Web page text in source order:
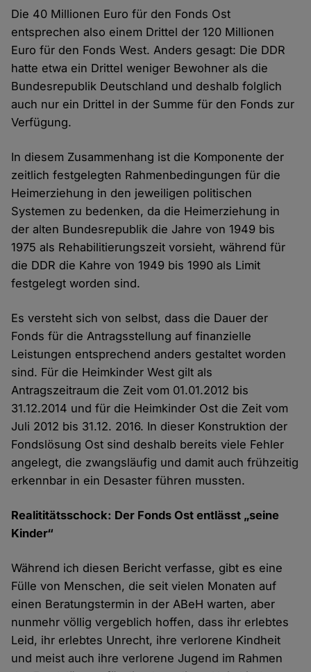
Die 40 Millionen Euro für den Fonds Ost
entsprechen also einem Drittel der 120 Millionen
Euro für den Fonds West. Anders gesagt: Die DDR
hatte etwa ein Drittel weniger Bewohner als die
Bundesrepublik Deutschland und deshalb folglich
auch nur ein Drittel in der Summe für den Fonds zur
Verfügung.
In diesem Zusammenhang ist die Komponente der
zeitlich festgelegten Rahmenbedingungen für die
Heimerziehung in den jeweiligen politischen
Systemen zu bedenken, da die Heimerziehung in
der alten Bundesrepublik die Jahre von 1949 bis
1975 als Rehabilitierungszeit vorsieht, während für
die DDR die Kahre von 1949 bis 1990 als Limit
festgelegt worden sind.
Es versteht sich von selbst, dass die Dauer der
Fonds für die Antragsstellung auf finanzielle
Leistungen entsprechend anders gestaltet worden
sind. Für die Heimkinder West gilt als
Antragszeitraum die Zeit vom 01.01.2012 bis
31.12.2014 und für die Heimkinder Ost die Zeit vom
Juli 2012 bis 31.12. 2016. In dieser Konstruktion der
Fondslösung Ost sind deshalb bereits viele Fehler
angelegt, die zwangsläufig und damit auch frühzeitig
erkennbar in ein Desaster führen mussten.
Realititätsschock: Der Fonds Ost entlässt „seine
Kinder“
Während ich diesen Bericht verfasse, gibt es eine
Fülle von Menschen, die seit vielen Monaten auf
einen Beratungstermin in der ABeH warten, aber
nunmehr völlig vergeblich hoffen, dass ihr erlebtes
Leid, ihr erlebtes Unrecht, ihre verlorene Kindheit
und meist auch ihre verlorene Jugend im Rahmen